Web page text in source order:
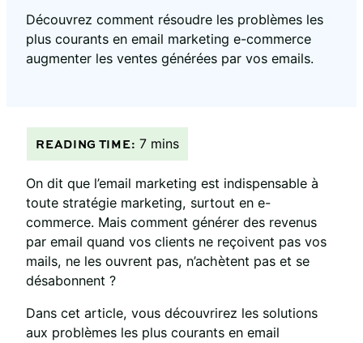
Découvrez comment résoudre les problèmes les
plus courants en email marketing e-commerce
augmenter les ventes générées par vos emails.
On dit que l’email marketing est indispensable à
toute stratégie marketing, surtout en e-
commerce. Mais comment générer des revenus
par email quand vos clients ne reçoivent pas vos
mails, ne les ouvrent pas, n’achètent pas et se
désabonnent ?
Dans cet article, vous découvrirez les solutions
aux problèmes les plus courants en email